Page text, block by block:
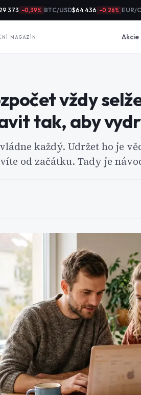
29 373 −0,39% BTC/USD$64 436 −0,26% EUR/
MAGAZÍN Akcie
vždy
tak, aby
každý. Udržet ho je
od začátku. Tady je